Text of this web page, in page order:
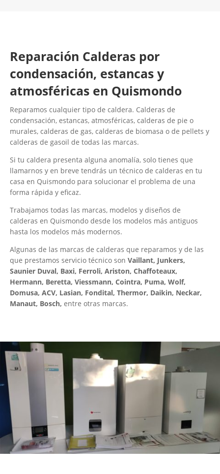
Reparación Calderas por
condensación, estancas y
atmosféricas en Quismondo
Reparamos cualquier tipo de caldera. Calderas de
condensación, estancas, atmosféricas, calderas de pie o
murales, calderas de gas, calderas de biomasa o de pellets y
calderas de gasoil de todas las marcas.
Si tu caldera presenta alguna anomalía, solo tienes que
llamarnos y en breve tendrás un técnico de calderas en tu
casa en Quismondo para solucionar el problema de una
forma rápida y eficaz.
Trabajamos todas las marcas, modelos y diseños de
calderas en Quismondo desde los modelos más antiguos
hasta los modelos más modernos.
Algunas de las marcas de calderas que reparamos y de las
que prestamos servicio técnico son Vaillant, Junkers,
Saunier Duval, Baxi, Ferroli, Ariston, Chaffoteaux,
Hermann, Beretta, Viessmann, Cointra, Puma, Wolf,
Domusa, ACV, Lasian, Fondital, Thermor, Daikin, Neckar,
Manaut, Bosch, entre otras marcas.